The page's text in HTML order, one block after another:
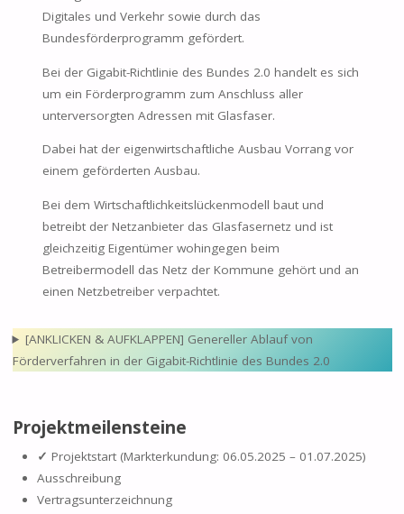
Digitales und Verkehr sowie durch das
Bundesförderprogramm gefördert.
Bei der Gigabit-Richtlinie des Bundes 2.0 handelt es sich
um ein Förderprogramm zum Anschluss aller
unterversorgten Adressen mit Glasfaser.
Dabei hat der eigenwirtschaftliche Ausbau Vorrang vor
einem geförderten Ausbau.
Bei dem Wirtschaftlichkeitslückenmodell baut und
betreibt der Netzanbieter das Glasfasernetz und ist
gleichzeitig Eigentümer wohingegen beim
Betreibermodell das Netz der Kommune gehört und an
einen Netzbetreiber verpachtet.
[ANKLICKEN & AUFKLAPPEN] Genereller Ablauf von
Förderverfahren in der Gigabit-Richtlinie des Bundes 2.0
Projektmeilensteine
✓ Projektstart (Markterkundung: 06.05.2025 – 01.07.2025)
Ausschreibung
Vertragsunterzeichnung